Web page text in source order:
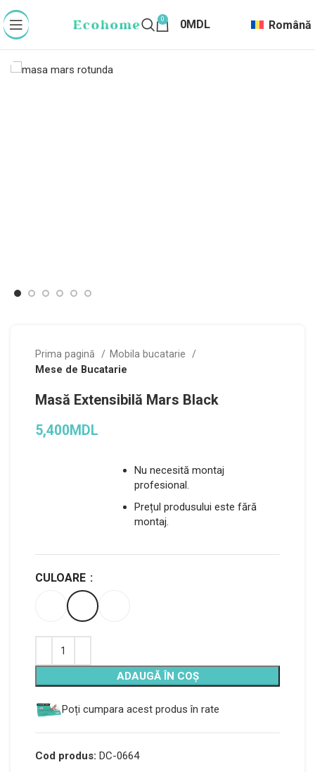
0 0MDL Română
Prima pagină
Mobila bucatarie
Mese de Bucatarie
Masă Extensibilă Mars Black
5,400MDL
Nu necesită montaj
profesional.
Prețul produsului este fără
montaj.
CULOARE
ADAUGĂ ÎN COȘ
Alternative:
Poți cumpara acest produs în rate
Cod produs: DC-0664